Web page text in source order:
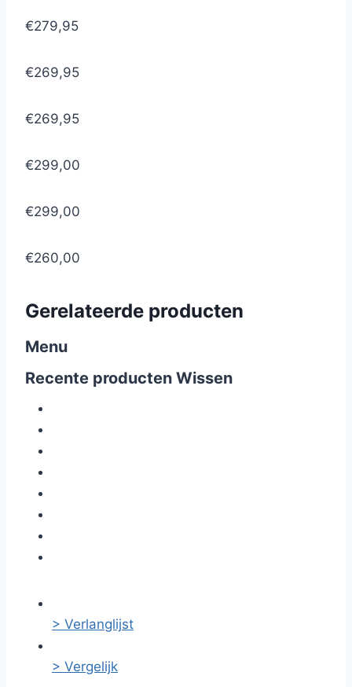
€279,95
€269,95
€269,95
€299,00
€299,00
€260,00
Gerelateerde producten
Menu
Recente producten Wissen
> Verlanglijst
> Vergelijk